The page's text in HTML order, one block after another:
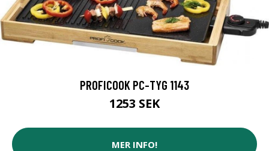
PROFICOOK PC-TYG 1143
1253 SEK
MER INFO!